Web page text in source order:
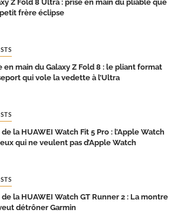
Z Fold 8 Ultra : prise en main du pliable que
frère éclipse
en main du Galaxy Z Fold 8 : le pliant format
qui vole la vedette à l’Ultra
de la HUAWEI Watch Fit 5 Pro : l’Apple Watch
qui ne veulent pas d’Apple Watch
de la HUAWEI Watch GT Runner 2 : La montre
détrôner Garmin